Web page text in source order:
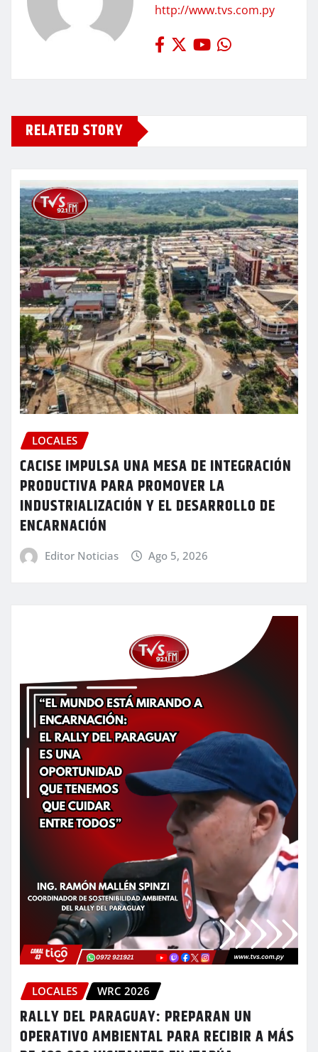
http://www.tvs.com.py
RELATED STORY
LOCALES
CACISE IMPULSA UNA MESA DE INTEGRACIÓN
PRODUCTIVA PARA PROMOVER LA
INDUSTRIALIZACIÓN Y EL DESARROLLO DE
ENCARNACIÓN
Editor Noticias Ago 5, 2026
LOCALES WRC 2026
RALLY DEL PARAGUAY: PREPARAN UN
OPERATIVO AMBIENTAL PARA RECIBIR A MÁS